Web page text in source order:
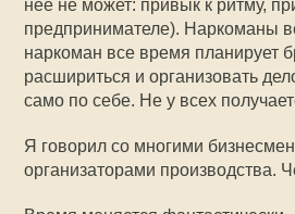
нее не может: привык к ритму,
предпринимателе). Наркоманы
наркоман все время планирует
расшириться и организовать
само по себе. Не у всех
Я говорил со многими
организаторами производства.